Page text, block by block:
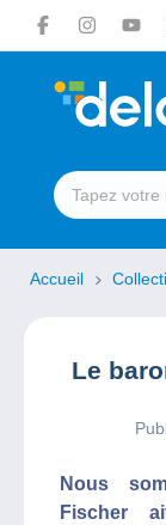
Accueil
Le
Nous
Fischer